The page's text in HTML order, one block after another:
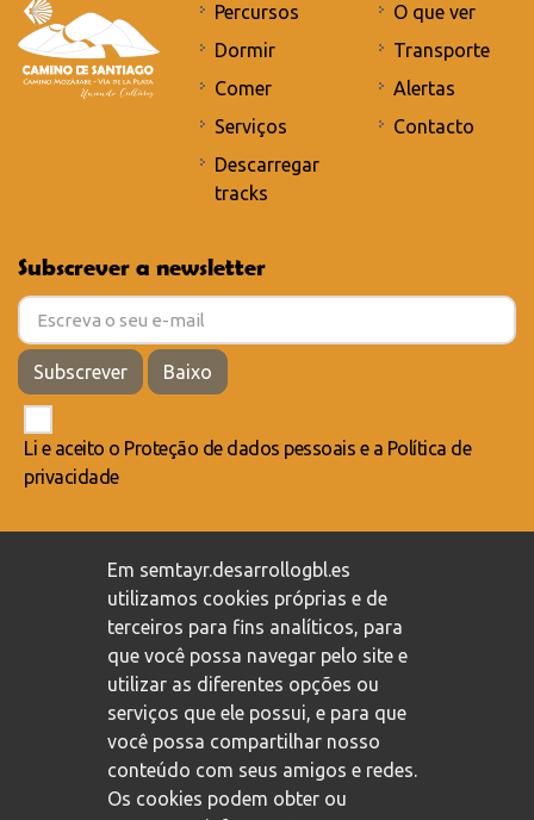
Percursos
Dormir
Comer
Serviços
Descarregar
tracks
O que ver
Transporte
Alertas
Contacto
Subscrever a newsletter
Subscrever Baixo
Li e aceito o Proteção de dados pessoais e a Política de
privacidade
Política de privacidade
/ Política de cookies
Em semtayr.desarrollogbl.es
utilizamos cookies próprias e de
terceiros para fins analíticos, para
que você possa navegar pelo site e
utilizar as diferentes opções ou
serviços que ele possui, e para que
você possa compartilhar nosso
conteúdo com seus amigos e redes.
Os cookies podem obter ou